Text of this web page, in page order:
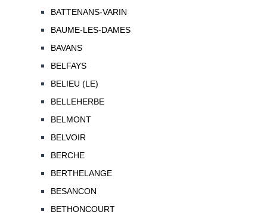
BATTENANS-VARIN
BAUME-LES-DAMES
BAVANS
BELFAYS
BELIEU (LE)
BELLEHERBE
BELMONT
BELVOIR
BERCHE
BERTHELANGE
BESANCON
BETHONCOURT